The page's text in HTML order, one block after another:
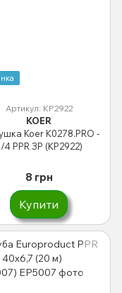
Артикул: KP2922
KOER
Koer K0278.PRO -
4 PPR ЗР (KP2922)
8 грн
Купити